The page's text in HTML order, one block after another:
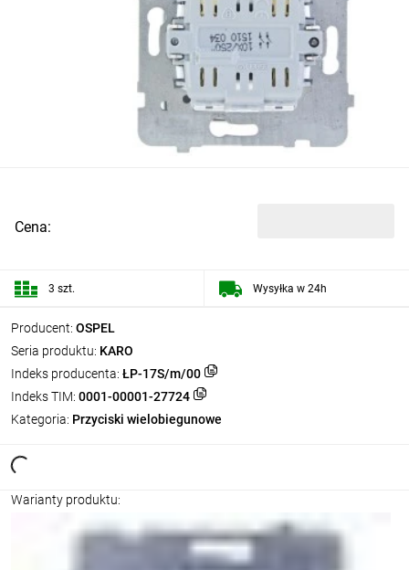
Producent: OSPEL
Seria produktu: KARO
Indeks producenta: ŁP-17S/m/00
Indeks TIM: 0001-00001-27724
Kategoria: Przyciski wielobiegunowe
Warianty produktu:
Cena:
3 szt. Wysyłka w 24h